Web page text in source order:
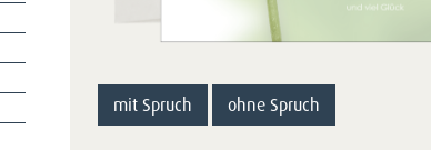
mit Spruch ohne Spruch